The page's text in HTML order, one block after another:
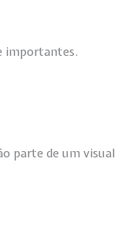
importantes.
parte de um